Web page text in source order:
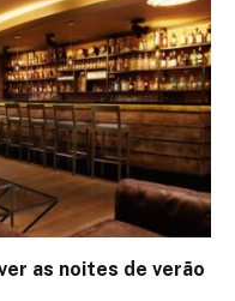
as noites de verão